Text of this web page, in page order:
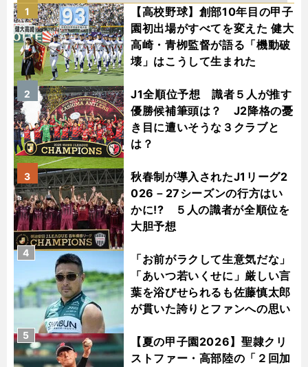
【高校野球】創部10年目の甲子
園初出場がすべてを変えた 健大
高崎・青栁監督が語る「機動破
壊」はこうして生まれた
1
J1全順位予想 識者５人が推す
優勝候補筆頭は？ J2降格の憂
き目に遭いそうな３クラブと
は？
2
秋春制が導入されたJ1リーグ2
026－27シーズンの行方はい
かに!? ５人の識者が全順位を
大胆予想
3
「お前がラクして生意気だな」
「あいつ若いくせに」厳しい言
葉を浴びせられるも佐藤慎太郎
が貫いた誇りとファンへの思い
4
【夏の甲子園2026】聖隷クリ
ストファー・高部陸の「２回加
5